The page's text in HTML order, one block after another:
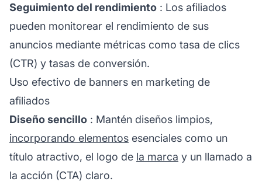
Seguimiento del rendimiento : Los afiliados
pueden monitorear el rendimiento de sus
anuncios mediante métricas como tasa de clics
(CTR) y tasas de conversión.
Uso efectivo de banners en marketing de
afiliados
Diseño sencillo : Mantén diseños limpios,
incorporando elementos esenciales como un
título atractivo, el logo de la marca y un llamado a
la acción (CTA) claro.